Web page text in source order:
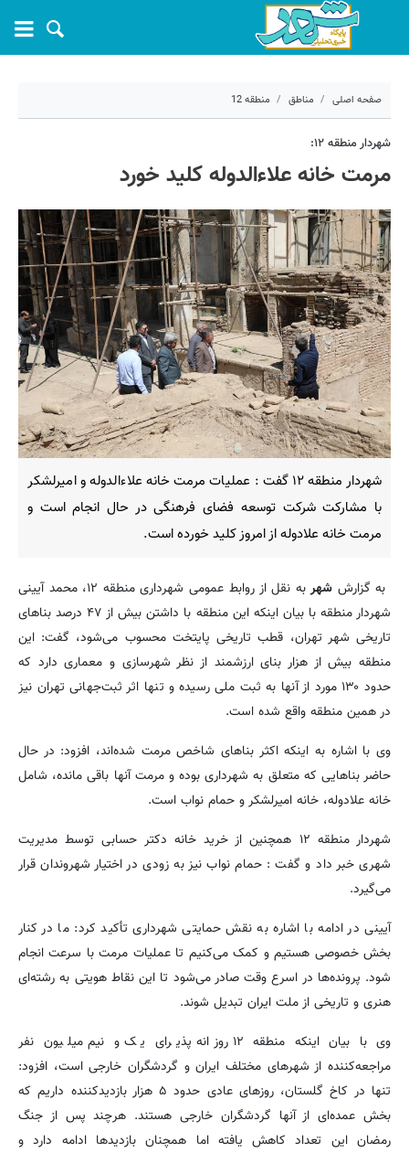
صفحه اصلی مناطق منطقه 12
۲۴ خرداد ۱۴۰۵ - ۱۳:۰۱
کد مطلب: 81976
شهردار منطقه ۱۲:
مرمت خانه علاءالدوله کلید خورد
شهردار منطقه ۱۲ گفت : عملیات مرمت خانه علاءالدوله و امیرلشکر
با مشارکت شرکت توسعه فضای فرهنگی در حال انجام است و
مرمت خانه علادوله از امروز کلید خورده است.
به گزارششهر
به نقل از روابط عمومی شهرداری منطقه ۱۲، محمد آیینی
شهردار منطقه با بیان اینکه این منطقه با داشتن بیش از ۴۷ درصد بناهای
تاریخی شهر تهران، قطب تاریخی پایتخت محسوب می‌شود، گفت: این
منطقه بیش از هزار بنای ارزشمند از نظر شهرسازی و معماری دارد که
حدود ۱۳۰ مورد از آنها به ثبت ملی رسیده و تنها اثر ثبت‌جهانی تهران نیز
در همین منطقه واقع شده است.
وی با اشاره به اینکه اکثر بناهای شاخص مرمت شده‌اند، افزود: در حال
حاضر بناهایی که متعلق به شهرداری بوده و مرمت آنها باقی مانده، شامل
خانه علادوله، خانه امیرلشکر و حمام نواب است.
شهردار منطقه ۱۲ همچنین از خرید خانه دکتر حسابی توسط مدیریت
شهری خبر داد و گفت : حمام نواب نیز به زودی در اختیار شهروندان قرار
می‌گیرد.
آیینی در ادامه با اشاره به نقش حمایتی شهرداری تأکید کرد: ما در کنار
بخش خصوصی هستیم و کمک می‌کنیم تا عملیات مرمت با سرعت انجام
شود. پرونده‌ها در اسرع وقت صادر می‌شود تا این نقاط هویتی به رشته‌ای
هنری و تاریخی از ملت ایران تبدیل شوند.
وی با بیان اینکه منطقه ۱۲ روزانه پذیرای یک و نیم میلیون نفر
مراجعه‌کننده از شهرهای مختلف ایران و گردشگران خارجی است، افزود:
تنها در کاخ گلستان، روزهای عادی حدود ۵ هزار بازدیدکننده داریم که
بخش عمده‌ای از آنها گردشگران خارجی هستند. هرچند پس از جنگ
رمضان این تعداد کاهش یافته اما همچنان بازدیدها ادامه دارد و